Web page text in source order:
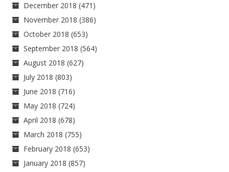
December 2018 (471)
November 2018 (386)
October 2018 (653)
September 2018 (564)
August 2018 (627)
July 2018 (803)
June 2018 (716)
May 2018 (724)
April 2018 (678)
March 2018 (755)
February 2018 (653)
January 2018 (857)